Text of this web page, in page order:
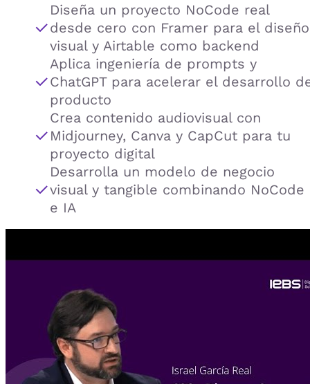
Diseña un proyecto NoCode real
desde cero con Framer para el diseño
visual y Airtable como backend
Aplica ingeniería de prompts y
ChatGPT para acelerar el desarrollo
producto
Crea contenido audiovisual con
Midjourney, Canva y CapCut para tu
proyecto digital
Desarrolla un modelo de negocio
visual y tangible combinando NoCode
e IA